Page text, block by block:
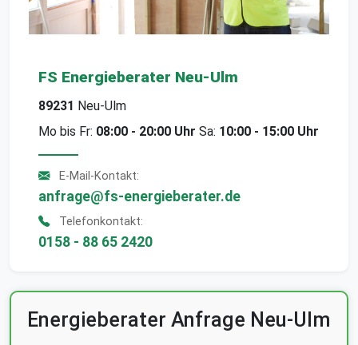
FS Energieberater Neu-Ulm
89231 Neu-Ulm
Mo bis Fr: 08:00 - 20:00 Uhr Sa: 10:00 - 15:00 Uhr
E-Mail-Kontakt:
anfrage@fs-energieberater.de
Telefonkontakt:
0158 - 88 65 2420
Energieberater Anfrage Neu-Ulm